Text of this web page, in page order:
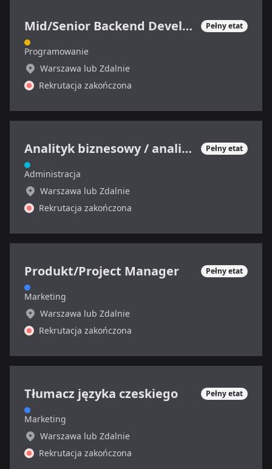
Mid/Senior Backend Developer Pełny etat
Programowanie
Warszawa lub Zdalnie
Rekrutacja zakończona
Analityk biznesowy / analityczka biznesowa / product owner Pełny etat
Administracja
Warszawa lub Zdalnie
Rekrutacja zakończona
Produkt/Project Manager Pełny etat
Marketing
Warszawa lub Zdalnie
Rekrutacja zakończona
Tłumacz języka czeskiego Pełny etat
Marketing
Warszawa lub Zdalnie
Rekrutacja zakończona